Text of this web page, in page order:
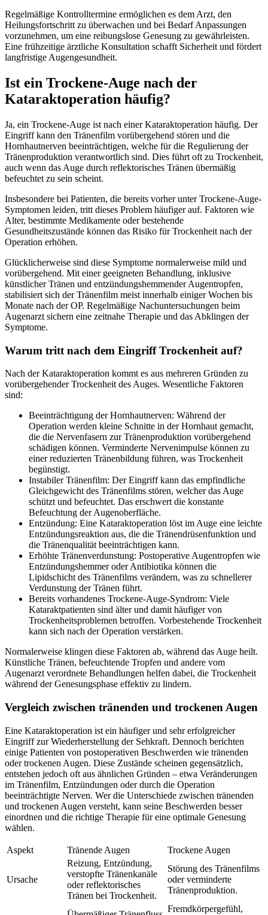
Regelmäßige Kontrolltermine ermöglichen es dem Arzt, den
Heilungsfortschritt zu überwachen und bei Bedarf Anpassungen
vorzunehmen, um eine reibungslose Genesung zu gewährleisten.
Eine frühzeitige ärztliche Konsultation schafft Sicherheit und fördert
langfristige Augengesundheit.
Ist ein Trockene-Auge nach der
Kataraktoperation häufig?
Ja, ein Trockene-Auge ist nach einer Kataraktoperation häufig. Der
Eingriff kann den Tränenfilm vorübergehend stören und die
Hornhautnerven beeinträchtigen, welche für die Regulierung der
Tränenproduktion verantwortlich sind. Dies führt oft zu Trockenheit,
auch wenn das Auge durch reflektorisches Tränen übermäßig
befeuchtet zu sein scheint.
Insbesondere bei Patienten, die bereits vorher unter Trockene-Auge-
Symptomen leiden, tritt dieses Problem häufiger auf. Faktoren wie
Alter, bestimmte Medikamente oder bestehende
Gesundheitszustände können das Risiko für Trockenheit nach der
Operation erhöhen.
Glücklicherweise sind diese Symptome normalerweise mild und
vorübergehend. Mit einer geeigneten Behandlung, inklusive
künstlicher Tränen und entzündungshemmender Augentropfen,
stabilisiert sich der Tränenfilm meist innerhalb einiger Wochen bis
Monate nach der OP. Regelmäßige Nachuntersuchungen beim
Augenarzt sichern eine zeitnahe Therapie und das Abklingen der
Symptome.
Warum tritt nach dem Eingriff Trockenheit auf?
Nach der Kataraktoperation kommt es aus mehreren Gründen zu
vorübergehender Trockenheit des Auges. Wesentliche Faktoren
sind:
Beeinträchtigung der Hornhautnerven: Während der
Operation werden kleine Schnitte in der Hornhaut gemacht,
die die Nervenfasern zur Tränenproduktion vorübergehend
schädigen können. Verminderte Nervenimpulse können zu
einer reduzierten Tränenbildung führen, was Trockenheit
begünstigt.
Instabiler Tränenfilm: Der Eingriff kann das empfindliche
Gleichgewicht des Tränenfilms stören, welcher das Auge
schützt und befeuchtet. Das erschwert die konstante
Befeuchtung der Augenoberfläche.
Entzündung: Eine Kataraktoperation löst im Auge eine leichte
Entzündungsreaktion aus, die die Tränendrüsenfunktion und
die Tränenqualität beeinträchtigen kann.
Erhöhte Tränenverdunstung: Postoperative Augentropfen wie
Entzündungshemmer oder Antibiotika können die
Lipidschicht des Tränenfilms verändern, was zu schnellerer
Verdunstung der Tränen führt.
Bereits vorhandenes Trockene-Auge-Syndrom: Viele
Kataraktpatienten sind älter und damit häufiger von
Trockenheitsproblemen betroffen. Vorbestehende Trockenheit
kann sich nach der Operation verstärken.
Normalerweise klingen diese Faktoren ab, während das Auge heilt.
Künstliche Tränen, befeuchtende Tropfen und andere vom
Augenarzt verordnete Behandlungen helfen dabei, die Trockenheit
während der Genesungsphase effektiv zu lindern.
Vergleich zwischen tränenden und trockenen Augen
Eine Kataraktoperation ist ein häufiger und sehr erfolgreicher
Eingriff zur Wiederherstellung der Sehkraft. Dennoch berichten
einige Patienten von postoperativen Beschwerden wie tränenden
oder trockenen Augen. Diese Zustände scheinen gegensätzlich,
entstehen jedoch oft aus ähnlichen Gründen – etwa Veränderungen
im Tränenfilm, Entzündungen oder durch die Operation
beeinträchtigte Nerven. Wer die Unterschiede zwischen tränenden
und trockenen Augen versteht, kann seine Beschwerden besser
einordnen und die richtige Therapie für eine optimale Genesung
wählen.
Aspekt Tränende Augen Trockene Augen
Ursache
Reizung, Entzündung,
verstopfte Tränenkanäle
oder reflektorisches
Tränen bei Trockenheit.
Störung des Tränenfilms
oder verminderte
Tränenproduktion.
Fremdkörpergefühl,